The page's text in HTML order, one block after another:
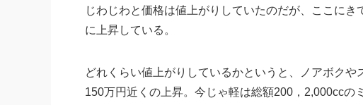
じわじわと価格は値上がりしていたのだが、ここに
に上昇している。
どれくらい値上がりしているかというと、ノアボク
150万円近くの上昇。今じゃ軽は総額200，2,000cc